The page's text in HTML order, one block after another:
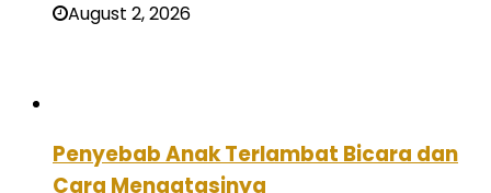
August 2, 2026
Penyebab Anak Terlambat Bicara dan
Cara Mengatasinya